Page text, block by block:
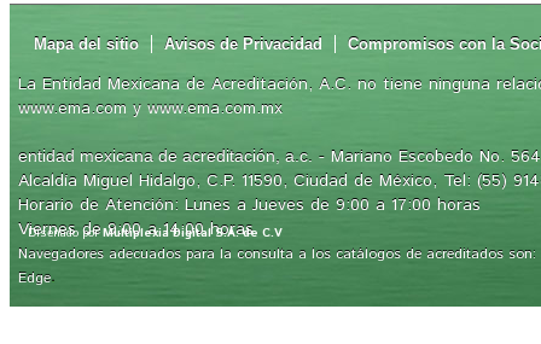
Mapa del sitio Avisos de Privacidad Compromisos con la
La Entidad Mexicana de Acreditación, A.C. no tiene ninguna
www.ema.com y www.ema.com.mx
entidad mexicana de acreditación, a.c. - Mariano Escobedo No.
Alcaldía Miguel Hidalgo, C.P. 11590, Ciudad de México, Tel: (55)
Horario de Atención: Lunes a Jueves de 9:00 a 17:00 horas
Viernes de 9:00 a 14:00 horas
Navegadores adecuados para la consulta a los catálogos de acreditados
Edge.
Diseñado porMultiplexia Digital S.A. de C.V